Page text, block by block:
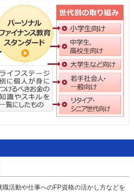
へ
活動や仕事へのFP資格の活かし方などを